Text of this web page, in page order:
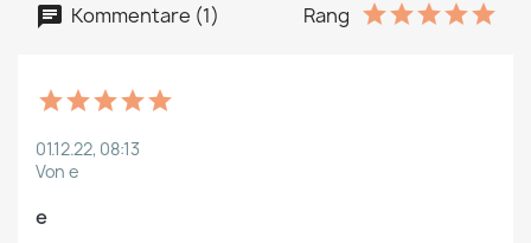
Kommentare (1) Rang
01.12.22, 08:13
Von e
e